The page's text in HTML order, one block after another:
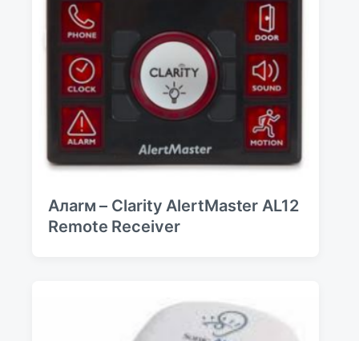
Алаrм – Clarity AlertMaster AL12
Remote Receiver